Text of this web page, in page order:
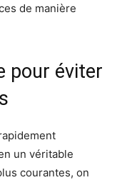
de manière
pour éviter
un véritable
courantes, on